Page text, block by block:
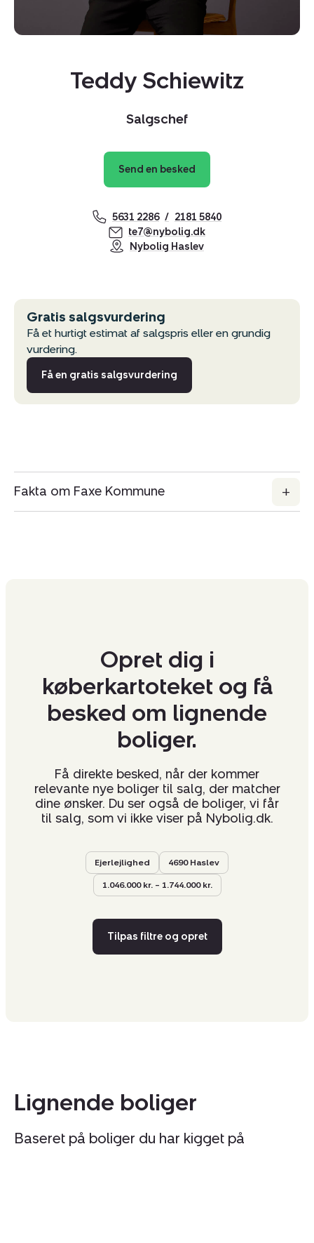
Teddy Schiewitz
Salgschef
Send en besked
5631 2286
2181 5840
te7@nybolig.dk
Nybolig Haslev
Gratis salgsvurdering
Få et hurtigt estimat af salgspris eller en grundig
vurdering.
Få en gratis salgsvurdering
Fakta om Faxe Kommune
Opret dig i
køberkartoteket og få
besked om lignende
boliger.
Få direkte besked, når der kommer
relevante nye boliger til salg, der matcher
dine ønsker. Du ser også de boliger, vi får
til salg, som vi ikke viser på Nybolig.dk.
Ejerlejlighed 4690 Haslev
1.046.000 kr. – 1.744.000 kr.
Tilpas filtre og opret
Lignende boliger
Baseret på boliger du har kigget på
Del via mail